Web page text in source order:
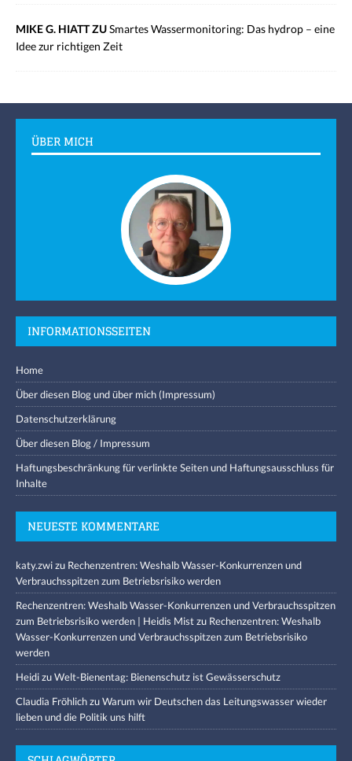
MIKE G. HIATT ZUSmartes Wassermonitoring: Das hydrop – eine
Idee zur richtigen Zeit
ÜBER MICH
INFORMATIONSSEITEN
Home
Über diesen Blog und über mich (Impressum)
Datenschutzerklärung
Über diesen Blog / Impressum
Haftungsbeschränkung für verlinkte Seiten und Haftungsausschluss für
Inhalte
NEUESTE KOMMENTARE
katy.zwizu Rechenzentren: Weshalb Wasser-Konkurrenzen und
Verbrauchsspitzen zum Betriebsrisiko werden
Rechenzentren: Weshalb Wasser-Konkurrenzen und Verbrauchsspitzen
zum Betriebsrisiko werden | Heidis Mistzu Rechenzentren: Weshalb
Wasser-Konkurrenzen und Verbrauchsspitzen zum Betriebsrisiko
werden
HeidizuWelt-Bienentag: Bienenschutz ist Gewässerschutz
Claudia FröhlichzuWarum wir Deutschen das Leitungswasser wieder
lieben und die Politik uns hilft